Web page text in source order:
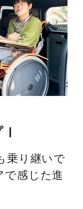
Ⅰ
乗り継いで
で感じた進